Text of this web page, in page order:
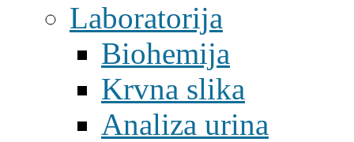
Laboratorija
Biohemija
Krvna slika
Analiza urina